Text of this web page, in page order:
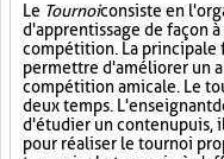
Le Tournoiconsiste en
d'apprentissage de façon
compétition. La principale
permettre d'améliorer un
compétition amicale. Le
deux temps. L'enseignant
d'étudier un contenu puis,
pour réaliser le tournoi